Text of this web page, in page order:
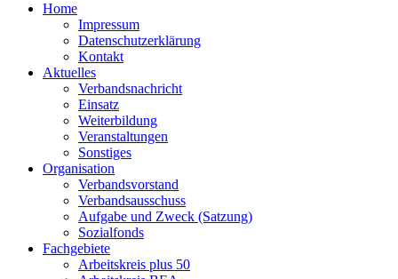
Home
Impressum
Datenschutzerklärung
Kontakt
Aktuelles
Verbandsnachricht
Einsatz
Weiterbildung
Veranstaltungen
Sonstiges
Organisation
Verbandsvorstand
Verbandsausschuss
Aufgabe und Zweck (Satzung)
Sozialfonds
Fachgebiete
Arbeitskreis plus 50